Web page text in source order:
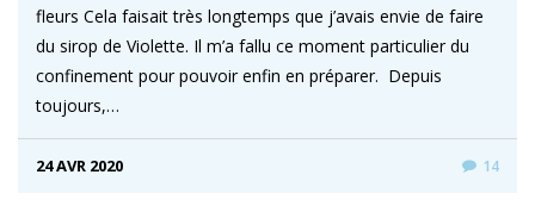
fleurs Cela faisait très longtemps que j’avais envie de faire
du sirop de Violette. Il m’a fallu ce moment particulier du
confinement pour pouvoir enfin en préparer. Depuis
toujours,…
24 AVR 2020 14